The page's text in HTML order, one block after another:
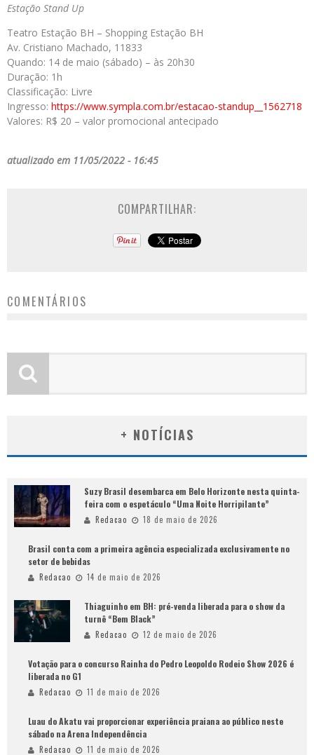
Estação Stand Up
Teatro Estação BH – Shopping Estação BH
Av. Cristiano Machado, 11833
Quando: 14 de maio (sábado) – às 20h30
Duração: 1h
Classificação: Livre
Ingresso: https://www.sympla.com.br/estacao-standup__1562718
Valores: R$ 20 – valor promocional antecipado
atualizado em 11/05/2022 - 16:45
COMPARTILHAR:
COMENTÁRIOS
+ NOTÍCIAS
Suzy Brasil desembarca em Belo Horizonte nesta quinta-
feira com o espetáculo “Uma Noite Horripilante”
Redacao 18 de maio de 2026
Brasil conta com a primeira agência especializada exclusivamente no
setor de bebidas
Redacao 14 de maio de 2026
Thiaguinho em BH: pré-venda liberada para o show da
turnê “Bem Black”
Redacao 12 de maio de 2026
Votação para o concurso Rainha do Pedro Leopoldo Rodeio Show 2026 é
liberada no G1
Redacao 11 de maio de 2026
Luau do Akatu vai proporcionar experiência praiana ao público neste
sábado na Arena Independência
Redacao 11 de maio de 2026